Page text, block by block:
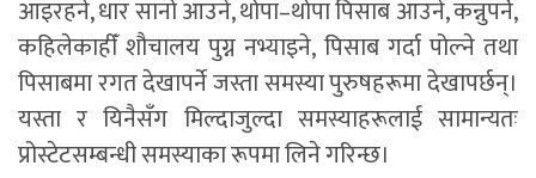
आइरहने, धार सानो आउने, थोपा–थोपा पिसाब आउने, कन्नुपर्ने,
कहिलेकाहीँ शौचालय पुग्न नभ्याइने, पिसाब गर्दा पोल्ने तथा
पिसाबमा रगत देखापर्ने जस्ता समस्या पुरुषहरूमा देखापर्छन्।
यस्ता र यिनैसँग मिल्दाजुल्दा समस्याहरूलाई सामान्यतः
प्रोस्टेटसम्बन्धी समस्याका रूपमा लिने गरिन्छ।